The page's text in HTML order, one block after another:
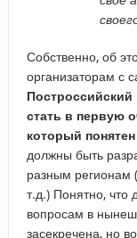
Собственно, об
организаторам с
стать в первую
который
должны быть
разным регионам
т.д.) Понятно,
вопросам в
засекречена, но